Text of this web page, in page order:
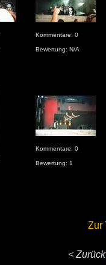
Kommentare: 0
Bewertung: N/A
Kommentare: 0
Bewertung: 1
Zur
< Zurück